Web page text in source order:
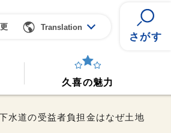
Translation
さがす
久喜の魅力
水道の受益者負担金はなぜ土地